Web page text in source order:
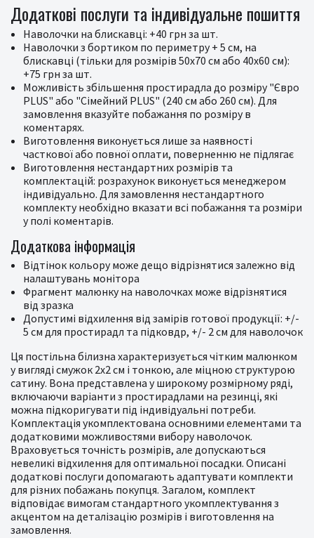
Додаткові послуги та індивідуальне пошиття
Наволочки на блискавці: +40 грн за шт.
Наволочки з бортиком по периметру + 5 см, на
блискавці (тільки для розмірів 50x70 см або 40x60 см):
+75 грн за шт.
Можливість збільшення простирадла до розміру "Євро
PLUS" або "Сімейний PLUS" (240 см або 260 см). Для
замовлення вказуйте побажання по розміру в
коментарях.
Виготовлення виконується лише за наявності
часткової або повної оплати, поверненню не підлягає
Виготовлення нестандартних розмірів та
комплектацій: розрахунок виконується менеджером
індивідуально. Для замовлення нестандартного
комплекту необхідно вказати всі побажання та розміри
у полі коментарів.
Додаткова інформація
Відтінок кольору може дещо відрізнятися залежно від
налаштувань монітора
Фрагмент малюнку на наволочках може відрізнятися
від зразка
Допустимі відхилення від замірів готової продукції: +/-
5 см для простирадл та підковдр, +/- 2 см для наволочок
Ця постільна білизна характеризується чітким малюнком
у вигляді смужок 2x2 см і тонкою, але міцною структурою
сатину. Вона представлена у широкому розмірному ряді,
включаючи варіанти з простирадлами на резинці, які
можна підкоригувати під індивідуальні потреби.
Комплектація укомплектована основними елементами та
додатковими можливостями вибору наволочок.
Враховується точність розмірів, але допускаються
невеликі відхилення для оптимальної посадки. Описані
додаткові послуги допомагають адаптувати комплекти
для різних побажань покупця. Загалом, комплект
відповідає вимогам стандартного укомплектування з
акцентом на деталізацію розмірів і виготовлення на
замовлення.